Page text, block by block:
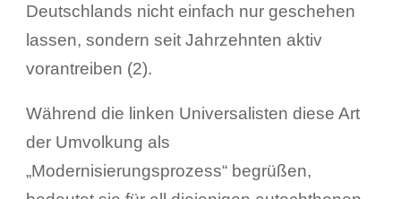
Deutschlands nicht einfach nur geschehen
lassen, sondern seit Jahrzehnten aktiv
vorantreiben (2).
Während die linken Universalisten diese Art
der Umvolkung als
„Modernisierungsprozess“ begrüßen,